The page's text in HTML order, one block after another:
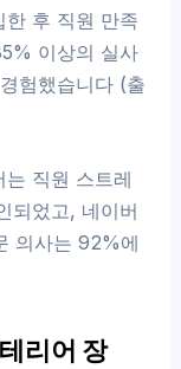
한 후 직원 만족
이상의 실사
험했습니다 (출
직원 스트레
되었고, 네이버
의사는 92%에
리어 장